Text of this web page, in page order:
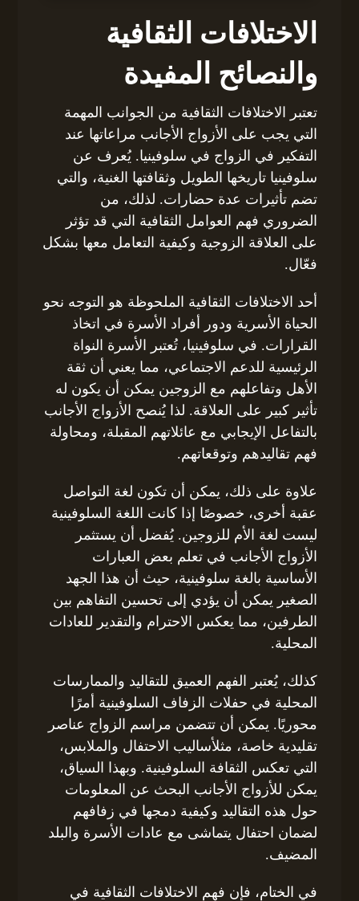
الاختلافات الثقافية
والنصائح المفيدة
تعتبر الاختلافات الثقافية من الجوانب المهمة
التي يجب على الأزواج الأجانب مراعاتها عند
التفكير في الزواج في سلوفينيا. يُعرف عن
سلوفينيا تاريخها الطويل وثقافتها الغنية، والتي
تضم تأثيرات عدة حضارات. لذلك، من
الضروري فهم العوامل الثقافية التي قد تؤثر
على العلاقة الزوجية وكيفية التعامل معها بشكل
فعّال.
أحد الاختلافات الثقافية الملحوظة هو التوجه نحو
الحياة الأسرية ودور أفراد الأسرة في اتخاذ
القرارات. في سلوفينيا، تُعتبر الأسرة النواة
الرئيسية للدعم الاجتماعي، مما يعني أن ثقة
الأهل وتفاعلهم مع الزوجين يمكن أن يكون له
تأثير كبير على العلاقة. لذا يُنصح الأزواج الأجانب
بالتفاعل الإيجابي مع عائلاتهم المقبلة، ومحاولة
فهم تقاليدهم وتوقعاتهم.
علاوة على ذلك، يمكن أن تكون لغة التواصل
عقبة أخرى، خصوصًا إذا كانت اللغة السلوفينية
ليست لغة الأم للزوجين. يُفضل أن يستثمر
الأزواج الأجانب في تعلم بعض العبارات
الأساسية بالغة سلوفينية، حيث أن هذا الجهد
الصغير يمكن أن يؤدي إلى تحسين التفاهم بين
الطرفين، مما يعكس الاحترام والتقدير للعادات
المحلية.
كذلك، يُعتبر الفهم العميق للتقاليد والممارسات
المحلية في حفلات الزفاف السلوفينية أمرًا
محوريًا. يمكن أن تتضمن مراسم الزواج عناصر
تقليدية خاصة، مثلأساليب الاحتفال والملابس،
التي تعكس الثقافة السلوفينية. وبهذا السياق،
يمكن للأزواج الأجانب البحث عن المعلومات
حول هذه التقاليد وكيفية دمجها في زفافهم
لضمان احتفال يتماشى مع عادات الأسرة والبلد
المضيف.
في الختام، فإن فهم الاختلافات الثقافية في